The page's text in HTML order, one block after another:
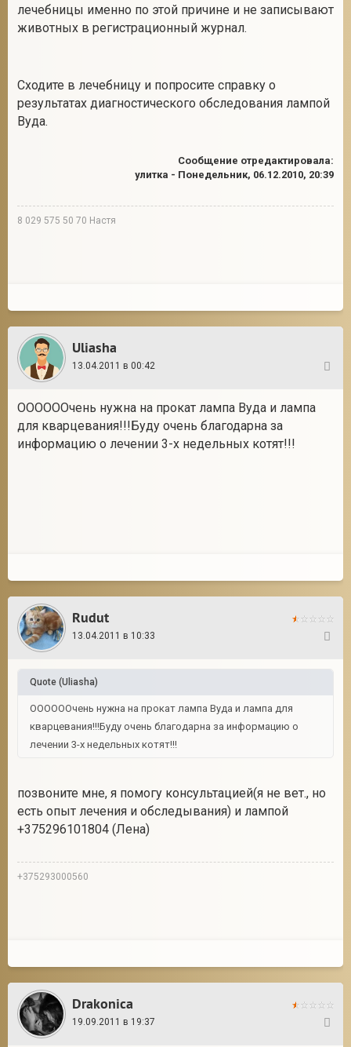
лечебницы именно по этой причине и не записывают
животных в регистрационный журнал.
Сходите в лечебницу и попросите справку о
результатах диагностического обследования лампой
Вуда.
Сообщение отредактировала:
улитка - Понедельник, 06.12.2010, 20:39
8 029 575 50 70 Настя
Uliasha
13.04.2011 в 00:42
ООООООчень нужна на прокат лампа Вуда и лампа
для кварцевания!!!Буду очень благодарна за
информацию о лечении 3-х недельных котят!!!
Rudut
13.04.2011 в 10:33
Quote (Uliasha)
ООООООчень нужна на прокат лампа Вуда и лампа для
кварцевания!!!Буду очень благодарна за информацию о
лечении 3-х недельных котят!!!
позвоните мне, я помогу консультацией(я не вет., но
есть опыт лечения и обследывания) и лампой
+375296101804 (Лена)
+375293000560
Drakonica
19.09.2011 в 19:37